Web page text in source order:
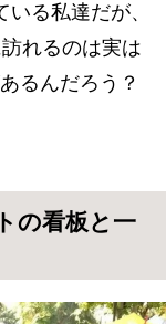
る私達だが、
れるのは実は
るんだろう？
の看板と一